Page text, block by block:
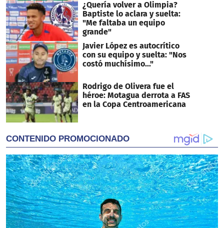
¿Quería volver a Olimpia?
Baptiste lo aclara y suelta:
"Me faltaba un equipo
grande"
Javier López es autocrítico
con su equipo y suelta: "Nos
costó muchísimo..."
Rodrigo de Olivera fue el
héroe: Motagua derrota a FAS
en la Copa Centroamericana